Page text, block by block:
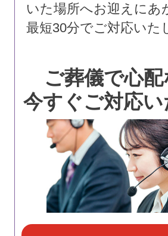
いた場所へお迎えにあ
最短30分でご対応いた
ご葬儀で心
今すぐご対応